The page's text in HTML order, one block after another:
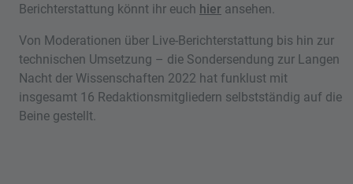
Berichterstattung könnt ihr euch hier ansehen.
Von Moderationen über Live-Berichterstattung bis hin zur
technischen Umsetzung – die Sondersendung zur Langen
Nacht der Wissenschaften 2022 hat funklust mit
insgesamt 16 Redaktionsmitgliedern selbstständig auf die
Beine gestellt.